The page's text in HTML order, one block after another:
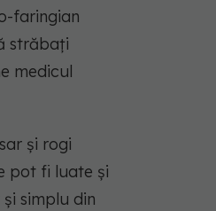
faringian
străbați
medicul
și rogi
pot fi luate și
simplu din